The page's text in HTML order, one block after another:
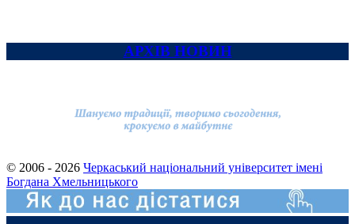
АРХІВ НОВИН
© 2006 - 2026 Черкаський національний університет імені
Богдана Хмельницького